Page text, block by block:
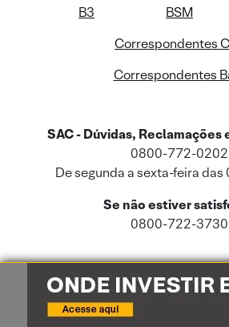
B3 BSM
Correspondentes
Correspondentes
SAC - Dúvidas, Reclamações
0800-772-0202
De segunda a sexta-feira das
Se não estiver
0800-722-3730
Este site usa cookies e dados pessoais de
Política de